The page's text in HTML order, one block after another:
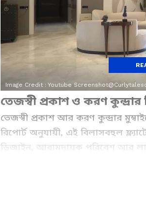
Image Credit : Youtube
তেজস্বী প্রকাশ ও করণ
তেজস্বী প্রকাশ আর করণ কুন্দ্রার
রিপোর্ট অনুযায়ী, এই বিলাসবহুল
ডিজাইন, আরামদায়ক পরিবেশ আর